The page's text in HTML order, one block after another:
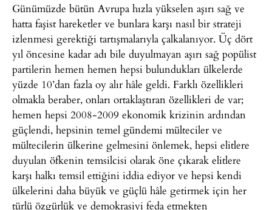
Günümüzde bütün Avrupa hızla yükselen aşırı sağ ve
hatta faşist hareketler ve bunlara karşı nasıl bir strateji
izlenmesi gerektiği tartışmalarıyla çalkalanıyor. Üç dört
yıl öncesine kadar adı bile duyulmayan aşırı sağ popülist
partilerin hemen hemen hepsi bulundukları ülkelerde
yüzde 10’dan fazla oy alır hâle geldi. Farklı özellikleri
olmakla beraber, onları ortaklaştıran özellikleri de var;
hemen hepsi 2008-2009 ekonomik krizinin ardından
güçlendi, hepsinin temel gündemi mülteciler ve
mültecilerin ülkerine gelmesini önlemek, hepsi elitlere
duyulan öfkenin temsilcisi olarak öne çıkarak elitlere
karşı halkı temsil ettiğini iddia ediyor ve hepsi kendi
ülkelerini daha büyük ve güçlü hâle getirmek için her
türlü özgürlük ve demokrasiyi feda etmekten